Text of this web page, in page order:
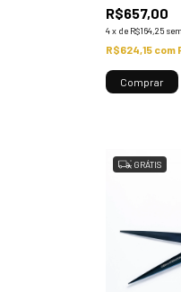
R$657,00
4x de R$164,25
R$624,15 com
GRÁTIS